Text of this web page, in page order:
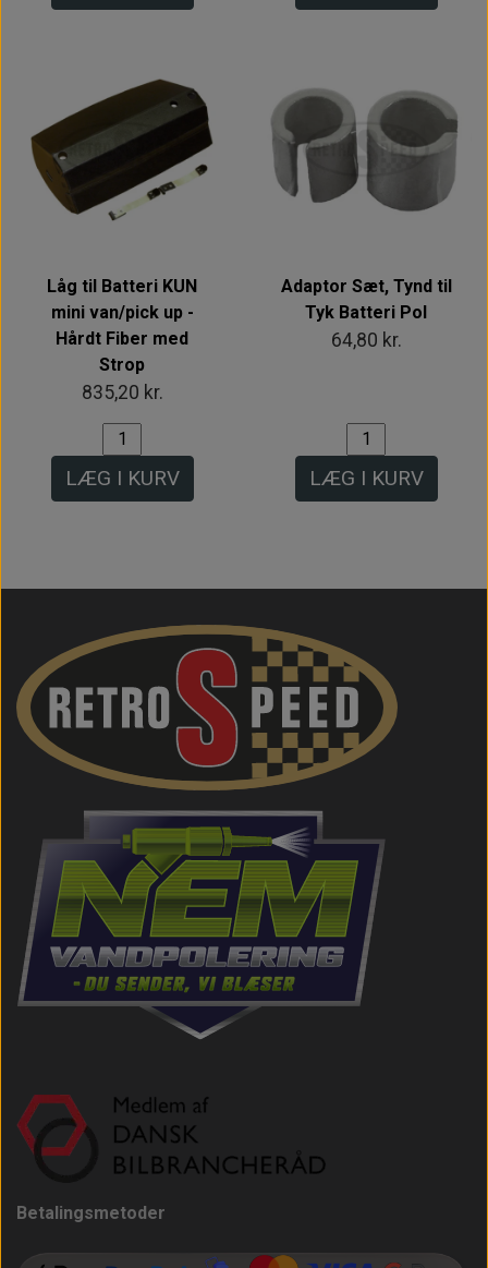
Låg til Batteri KUN
mini van/pick up -
Hårdt Fiber med
Strop
835,20 kr.
LÆG I KURV
Adaptor Sæt, Tynd til
Tyk Batteri Pol
64,80 kr.
LÆG I KURV
Betalingsmetoder